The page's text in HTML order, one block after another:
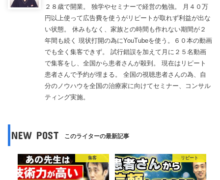
２８歳で開業。 独学やセミナーで経営の勉強。 月４０万
円以上使って広告費を使うがリピートが取れず利益が出な
い状態。 休みもなく、家族との時間も作れない期間が２
年間も続く 現状打開の為にYouTubeを使う。６０本の動画
でも全く集客できず。 試行錯誤を加えて月に２５名動画
で集客をし、全国から患者さんが殺到。 現在はリピート
患者さんで予約が埋まる。 全国の視聴患者さんの為、自
分のノウハウを全国の治療家に向けてセミナー、コンサル
ティング実施。
NEW POST このライターの最新記事
集客 リピート